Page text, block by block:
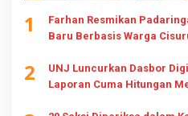
1
Farhan Resmikan
Baru Berbasis Warga
2
UNJ Luncurkan Dasbor
Laporan Cuma Hitungan